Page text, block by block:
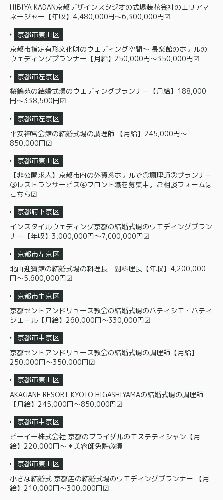
HIBIYA KADAN京都デザインスタジオの式場装花会社のエリアマ
ネージャー【年収】4,480,000円〜6,300,000円☑
京都市東山区
京都市指定有形文化財のウエディング空間～ 長楽館のホテルの
ウェディングプランナー【月給】250,000円〜350,000円☑
京都市左京区
桜鶴苑の結婚式場のウエディングプランナー【月給】188,000
円〜338,500円☑
京都市左京区
平安神宮会館の結婚式場の調理師 【月給】245,000円〜
850,000円☑
京都市東山区
【非公開求人】京都市内の外資系ホテルで①調理師②プランナー
③レストランサービス④フロント職を募集中。ご相談フォームは
こちら☑
京都府下京区
インスタイルウェディング京都の結婚式場のウエディングプラン
ナー【年収】3,000,000円〜7,000,000円☑
京都市左京区
北山迎賓館の結婚式場の料理長・副料理長【年収】4,200,000
円〜5,600,000円☑
京都市中京区
京都セントアンドリュース教会の結婚式場のパティシエ・パティ
シエール【月給】260,000円〜330,000円☑
京都市中京区
京都セントアンドリュース教会の結婚式場の調理師【月給】
250,000円〜350,000円☑
京都市東山区
AKAGANE RESORT KYOTO HIGASHIYAMAの結婚式場の調理師
【月給】245,000円〜850,000円☑
京都市中京区
ビーイー株式会社 京都のブライダルのエステティシャン【月
給】220,000円～＊美容師免許必須
京都市東山区
小さな結婚式 京都店の結婚式場のウエディングプランナー 【月
給】210,000円〜300,000円☑